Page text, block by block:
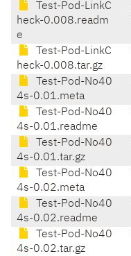
Test-Pod-LinkC
heck-0.008.readm
e
Test-Pod-LinkC
heck-0.008.tar.gz
Test-Pod-No40
4s-0.01.meta
Test-Pod-No40
4s-0.01.readme
Test-Pod-No40
4s-0.01.tar.gz
Test-Pod-No40
4s-0.02.meta
Test-Pod-No40
4s-0.02.readme
Test-Pod-No40
4s-0.02.tar.gz